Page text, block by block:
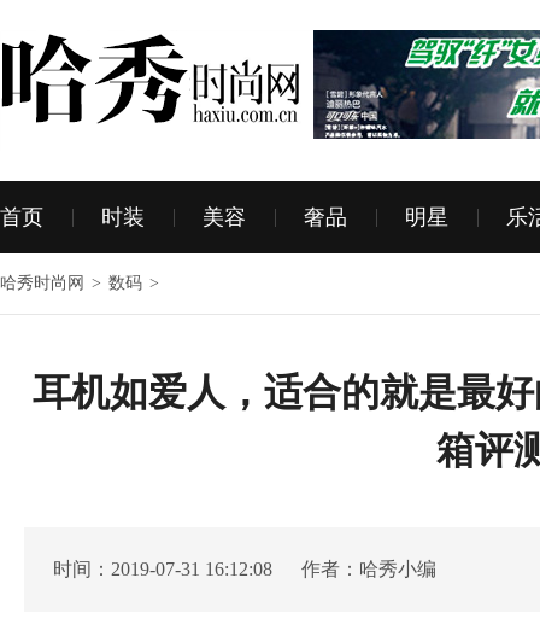
首页 时装 美容 奢品 明星 乐
哈秀时尚网 > 数码 >
耳机如爱人，适合的就是最
箱评
时间：2019-07-31 16:12:08 作者：哈秀小编